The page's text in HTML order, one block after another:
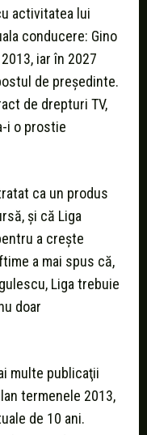
activitatea lui
conducere: Gino
iar în 2027
de președinte.
de drepturi TV,
i o prostie
ca un produs
și că Liga
a crește
a mai spus că,
Liga trebuie
doar
multe publicaţii
termenele 2013,
de 10 ani.